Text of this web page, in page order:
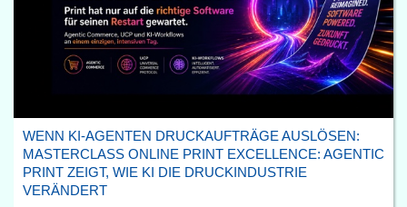
WENN KI-AGENTEN DRUCKAUFTRÄGE AUSLÖSEN:
MASTERCLASS ONLINE PRINT EXCELLENCE: AGENTIC
PRINT ZEIGT, WIE KI DIE DRUCKINDUSTRIE
VERÄNDERT